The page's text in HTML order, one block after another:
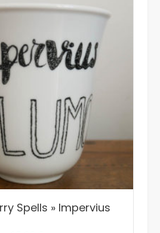
Spells » Impervius